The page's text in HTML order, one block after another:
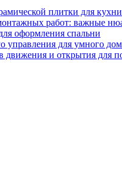
плитки для
работ: важные
оформления спальни
управления для умного
движения и открытия для